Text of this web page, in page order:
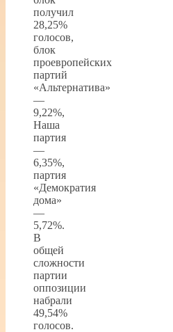
получил
28,25%
голосов,
блок
проевропейских
партий
«Альтернатива»
—
9,22%,
Наша
партия
—
6,35%,
партия
«Демократия
дома»
—
5,72%.
В
общей
сложности
партии
оппозиции
набрали
49,54%
голосов.